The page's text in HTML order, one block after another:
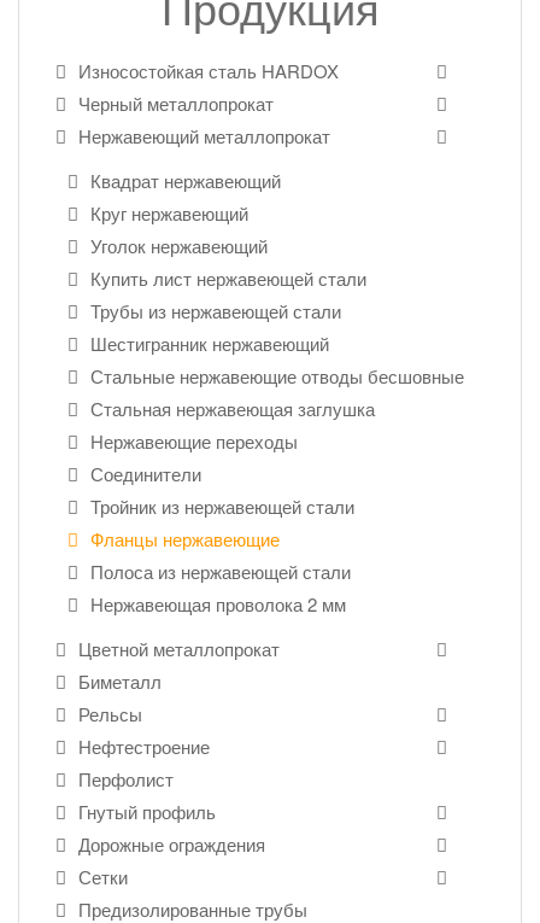
Износостойкая сталь HARDOX
Черный металлопрокат
Нержавеющий металлопрокат
Квадрат нержавеющий
Круг нержавеющий
Уголок нержавеющий
Купить лист нержавеющей стали
Трубы из нержавеющей стали
Шестигранник нержавеющий
Стальные нержавеющие отводы бесшовные
Стальная нержавеющая заглушка
Нержавеющие переходы
Соединители
Тройник из нержавеющей стали
Фланцы нержавеющие
Полоса из нержавеющей стали
Нержавеющая проволока 2 мм
Цветной металлопрокат
Биметалл
Рельсы
Нефтестроение
Перфолист
Гнутый профиль
Дорожные ограждения
Сетки
Предизолированные трубы